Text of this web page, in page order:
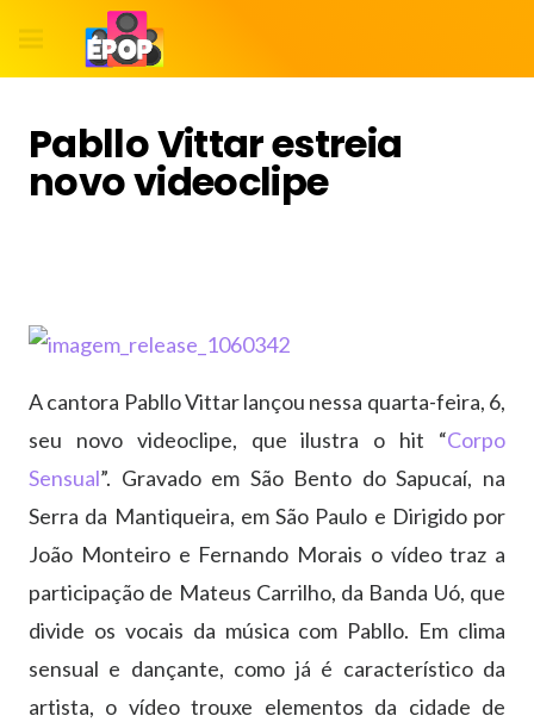
Pabllo Vittar estreia
novo videoclipe
A cantora Pabllo Vittar lançou nessa quarta-feira, 6,
seu novo videoclipe, que ilustra o hit “Corpo
Sensual”. Gravado em São Bento do Sapucaí, na
Serra da Mantiqueira, em São Paulo e Dirigido por
João Monteiro e Fernando Morais o vídeo traz a
participação de Mateus Carrilho, da Banda Uó, que
divide os vocais da música com Pabllo. Em clima
sensual e dançante, como já é característico da
artista, o vídeo trouxe elementos da cidade de